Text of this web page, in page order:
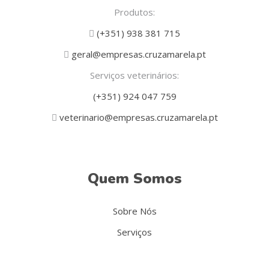
Produtos:
(+351) 938 381 715
geral@empresas.cruzamarela.pt
Serviços veterinários:
(+351) 924 047 759
veterinario@empresas.cruzamarela.pt
Quem Somos
Sobre Nós
Serviços